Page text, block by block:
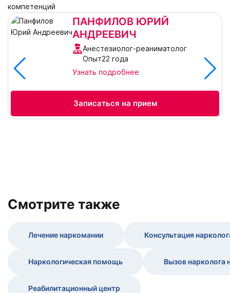
компетенций
ПАНФИЛОВ ЮРИЙ
АНДРЕЕВИЧ
Анестезиолог-реаниматолог
Опыт22 года
Узнать подробнее
Записаться на прием
Cмотрите также
Лечение наркомании Консультация
Наркологическая помощь Вызов нарколога
Реабилитационный центр